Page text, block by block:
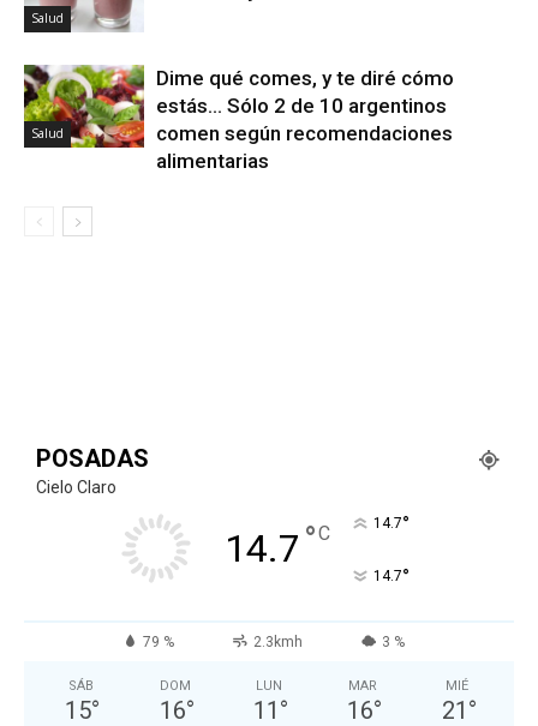
Salud
Salud
Dime qué comes, y te diré cómo
estás… Sólo 2 de 10 argentinos
comen según recomendaciones
alimentarias
POSADAS
Cielo Claro
14.7 °C 14.7°
14.7°
79 % 2.3kmh 3 %
SÁB
15°
DOM
16°
LUN
11 °
MAR
16°
MIÉ
21 °